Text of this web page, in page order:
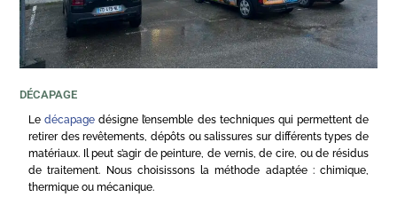
DÉCAPAGE
Ledécapage désigne l’ensemble des techniques qui permettent de
retirer des revêtements, dépôts ou salissures sur différents types de
matériaux. Il peut s’agir de peinture, de vernis, de cire, ou de résidus
de traitement. Nous choisissons la méthode adaptée : chimique,
thermique ou mécanique.